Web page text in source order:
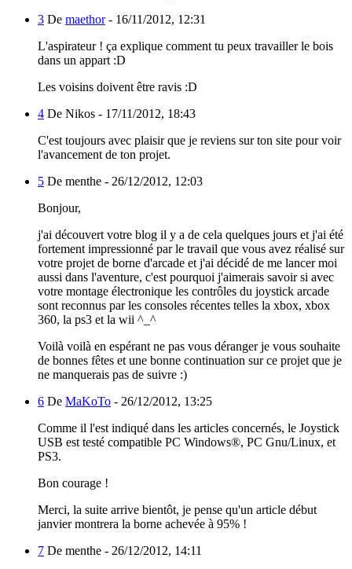
3 De maethor- 16/11/2012, 12:31
L'aspirateur ! ça explique comment tu peux travailler le bois
dans un appart :D
Les voisins doivent être ravis :D
4 De Nikos - 17/11/2012, 18:43
C'est toujours avec plaisir que je reviens sur ton site pour voir
l'avancement de ton projet.
5 De menthe - 26/12/2012, 12:03
Bonjour,
j'ai découvert votre blog il y a de cela quelques jours et j'ai été
fortement impressionné par le travail que vous avez réalisé sur
votre projet de borne d'arcade et j'ai décidé de me lancer moi
aussi dans l'aventure, c'est pourquoi j'aimerais savoir si avec
votre montage électronique les contrôles du joystick arcade
sont reconnus par les consoles récentes telles la xbox, xbox
360, la ps3 et la wii ^_^
Voilà voilà en espérant ne pas vous déranger je vous souhaite
de bonnes fêtes et une bonne continuation sur ce projet que je
ne manquerais pas de suivre :)
6 De MaKoTo - 26/12/2012, 13:25
Comme il l'est indiqué dans les articles concernés, le Joystick
USB est testé compatible PC Windows®, PC Gnu/Linux, et
PS3.
Bon courage !
Merci, la suite arrive bientôt, je pense qu'un article début
janvier montrera la borne achevée à 95% !
7 De menthe - 26/12/2012, 14:11